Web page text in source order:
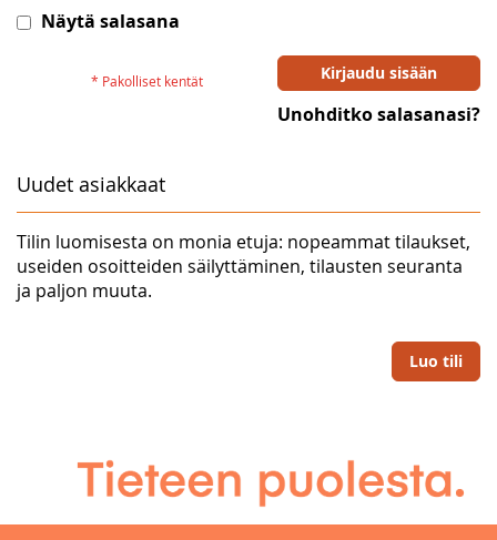
Näytä salasana
Kirjaudu sisään
Unohditko salasanasi?
Uudet asiakkaat
Tilin luomisesta on monia etuja: nopeammat tilaukset,
useiden osoitteiden säilyttäminen, tilausten seuranta
ja paljon muuta.
Luo tili